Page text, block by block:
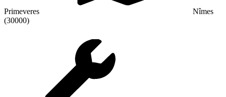
Primeveres
Nîmes
(30000)